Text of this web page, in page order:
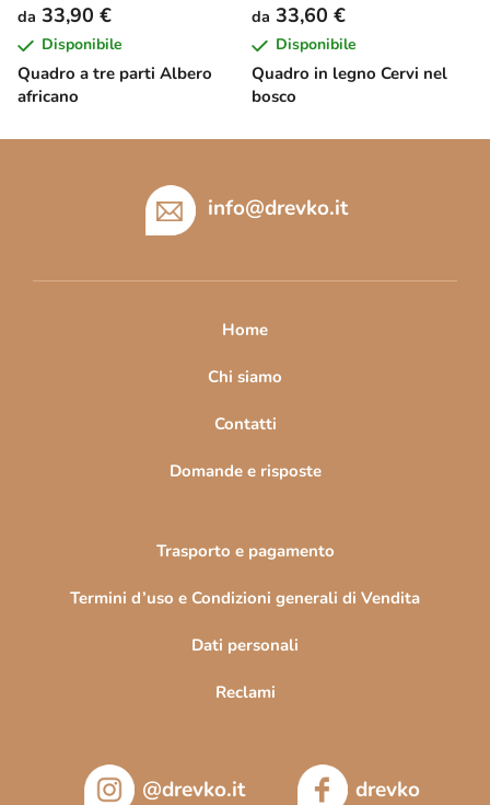
Quadro a tre parti Albero
africano
da 33,90 €
Disponibile
Quadro in legno Cervi nel
bosco
da 33,60 €
Disponibile
info@drevko.it
Home
Chi siamo
Contatti
Domande e risposte
Trasporto e pagamento
Termini d’uso e Condizioni generali di Vendita
Dati personali
Reclami
@drevko.it drevko